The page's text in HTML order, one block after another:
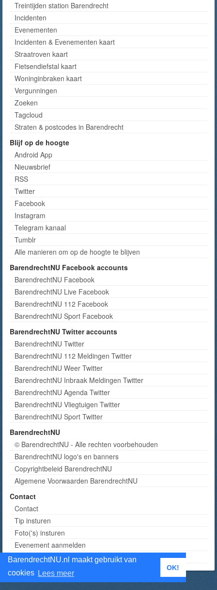
BarendrechtNU.nl maakt gebruikt van
cookies Lees meer
OK!
Treintijden station Barendrecht
Incidenten
Evenementen
Incidenten & Evenementen kaart
Straatroven kaart
Fietsendiefstal kaart
Woninginbraken kaart
Vergunningen
Zoeken
Tagcloud
Straten & postcodes in Barendrecht
Blijf op de hoogte
Android App
Nieuwsbrief
RSS
Twitter
Facebook
Instagram
Telegram kanaal
Tumblr
Alle manieren om op de hoogte te blijven
BarendrechtNU Facebook accounts
BarendrechtNU Facebook
BarendrechtNU Live Facebook
BarendrechtNU 112 Facebook
BarendrechtNU Sport Facebook
BarendrechtNU Twitter accounts
BarendrechtNU Twitter
BarendrechtNU 112 Meldingen Twitter
BarendrechtNU Weer Twitter
BarendrechtNU Inbraak Meldingen Twitter
BarendrechtNU Agenda Twitter
BarendrechtNU Vliegtuigen Twitter
BarendrechtNU Sport Twitter
BarendrechtNU
© BarendrechtNU - Alle rechten voorbehouden
BarendrechtNU logo's en banners
Copyrightbeleid BarendrechtNU
Algemene Voorwaarden BarendrechtNU
Contact
Contact
Tip insturen
Foto('s) insturen
Evenement aanmelden
Informatie aanvragen adverteren